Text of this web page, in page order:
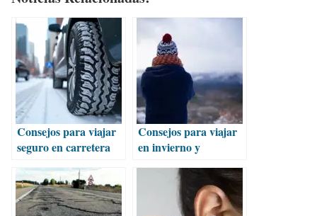
Consejos para viajar
seguro en carretera
Consejos para viajar
en invierno y